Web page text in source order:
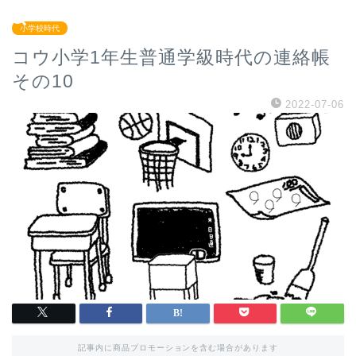
小学校時代
コウ小学1年生普通学級時代の連絡帳
その10
2022-07-06
記事内に商品プロモーションを含む場合があります